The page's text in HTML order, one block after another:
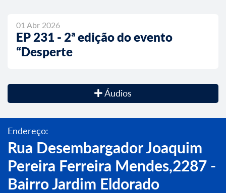
01 Abr 2026
EP 231 - 2ª edição do evento
“Desperte
Áudios
Endereço:
Rua Desembargador Joaquim
Pereira Ferreira Mendes,2287 -
Bairro Jardim Eldorado